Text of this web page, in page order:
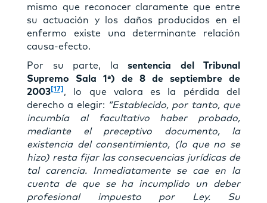
mismo que reconocer claramente que entre
su actuación y los daños producidos en el
enfermo existe una determinante relación
causa-efecto.
Por su parte, la sentencia del Tribunal
Supremo Sala 1ª) de 8 de septiembre de
2003[17] , lo que valora es la pérdida del
derecho a elegir: “Establecido, por tanto, que
incumbía al facultativo haber probado,
mediante el preceptivo documento, la
existencia del consentimiento, (lo que no se
hizo) resta fijar las consecuencias jurídicas de
tal carencia. Inmediatamente se cae en la
cuenta de que se ha incumplido un deber
profesional impuesto por Ley. Su